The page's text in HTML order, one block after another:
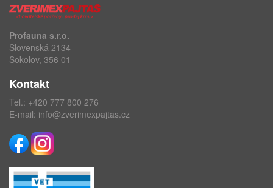
Profauna s.r.o.
Slovenská 2134
Sokolov, 356 01
Kontakt
Tel.: +420 777 800 276
E-mail: info@zverimexpajtas.cz